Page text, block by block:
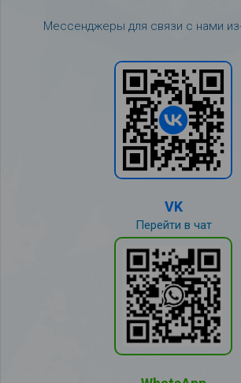
Мессенджеры для связи с нами
VK
Перейти в чат